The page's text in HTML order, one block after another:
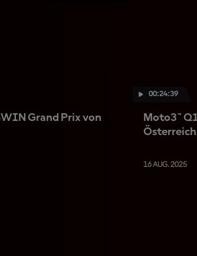
Grand Prix von
00:24:39
Moto3™
Österreich
16 AUG. 2025